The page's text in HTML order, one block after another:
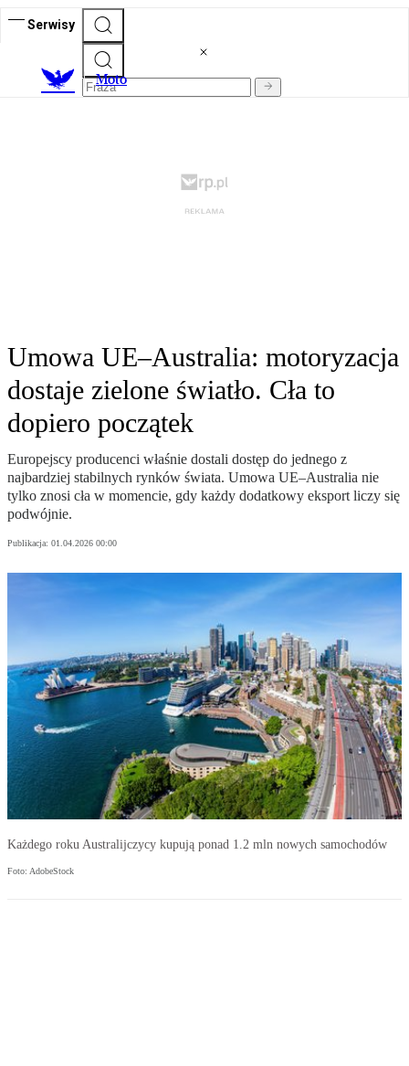
Serwisy
Moto
Umowa UE–Australia: motoryzacja
dostaje zielone światło. Cła to
dopiero początek
Europejscy producenci właśnie dostali dostęp do jednego z
najbardziej stabilnych rynków świata. Umowa UE–Australia nie
tylko znosi cła w momencie, gdy każdy dodatkowy eksport liczy się
podwójnie.
Publikacja: 01.04.2026 00:00
Każdego roku Australijczycy kupują ponad 1.2 mln nowych samochodów
Foto: AdobeStock